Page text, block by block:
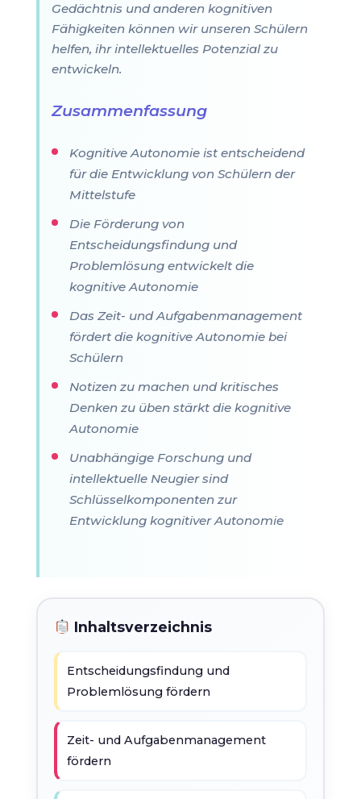
Gedächtnis und anderen kognitiven
Fähigkeiten können wir unseren Schülern
helfen, ihr intellektuelles Potenzial zu
entwickeln.
Zusammenfassung
Kognitive Autonomie ist entscheidend
für die Entwicklung von Schülern der
Mittelstufe
Die Förderung von
Entscheidungsfindung und
Problemlösung entwickelt die
kognitive Autonomie
Das Zeit- und Aufgabenmanagement
fördert die kognitive Autonomie bei
Schülern
Notizen zu machen und kritisches
Denken zu üben stärkt die kognitive
Autonomie
Unabhängige Forschung und
intellektuelle Neugier sind
Schlüsselkomponenten zur
Entwicklung kognitiver Autonomie
Inhaltsverzeichnis
Entscheidungsfindung und
Problemlösung fördern
Zeit- und Aufgabenmanagement
fördern